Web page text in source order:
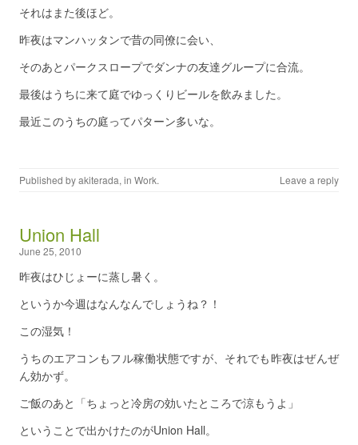
それはまた後ほど。
昨夜はマンハッタンで昔の同僚に会い、
そのあとパークスロープでダンナの友達グループに合流。
最後はうちに来て庭でゆっくりビールを飲みました。
最近このうちの庭ってパターン多いな。
Published byakiterada, in Work. Leave a reply
Union Hall
June 25, 2010
昨夜はひじょーに蒸し暑く。
というか今週はなんなんでしょうね？！
この湿気！
うちのエアコンもフル稼働状態ですが、それでも昨夜はぜんぜ
ん効かず。
ご飯のあと「ちょっと冷房の効いたところで涼もうよ」
ということで出かけたのがUnion Hall。